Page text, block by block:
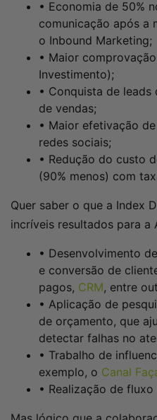
• Economia de 50%
comunicação após a
o Inbound Marketing;
• Maior
Investimento);
• Conquista de
de vendas;
• Maior efetivação
redes sociais;
• Redução do custo
(90% menos) com
Quer saber o que a Index
incríveis resultados para a
• Desenvolvimento
e conversão de
pagos, CRM, entre
• Aplicação de
de orçamento, que
detectar falhas no
• Trabalho de
exemplo, o Canal
• Realização de